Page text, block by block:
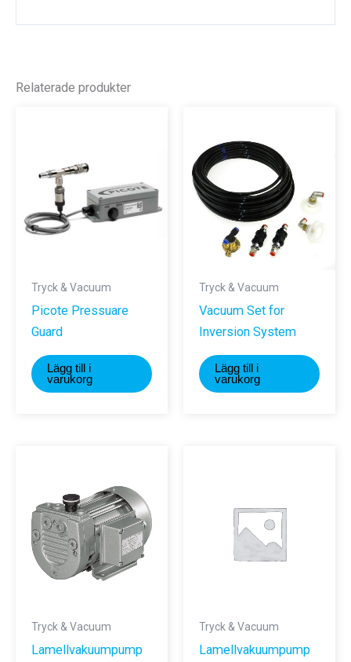
Relaterade produkter
Tryck & Vacuum
Picote Pressuare
Guard
Lägg till i
varukorg
Tryck & Vacuum
Vacuum Set for
Inversion System
Lägg till i
varukorg
Tryck & Vacuum
Lamellvakuumpump
Tryck & Vacuum
Lamellvakuumpump